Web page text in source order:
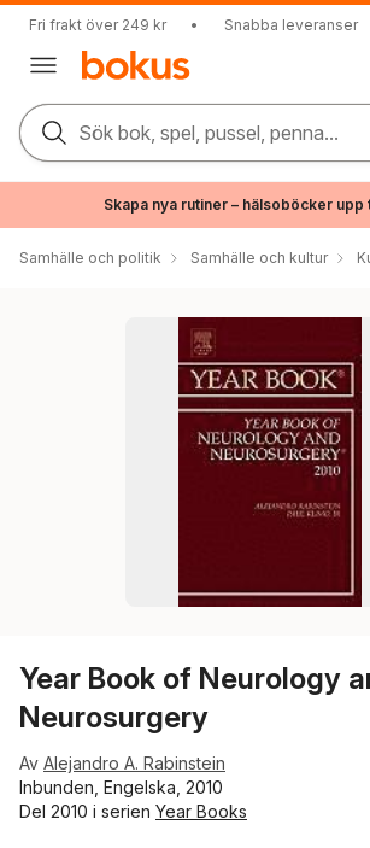
Fri frakt över 249 kr • Snabba leveranser
Sök bok, spel, pussel, penna...
Skapa nya rutiner – hälsoböcker upp
Samhälle och politik Samhälle och kultur
Year Book of Neurology
Neurosurgery
Av Alejandro A. Rabinstein
Inbunden, Engelska, 2010
Del 2010 i serien Year Books